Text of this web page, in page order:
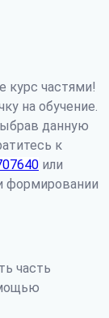
курс частями!
на обучение.
данную
к
или
формировании
часть